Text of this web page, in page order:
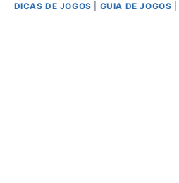
DICAS DE JOGOS GUIA DE JOGOS